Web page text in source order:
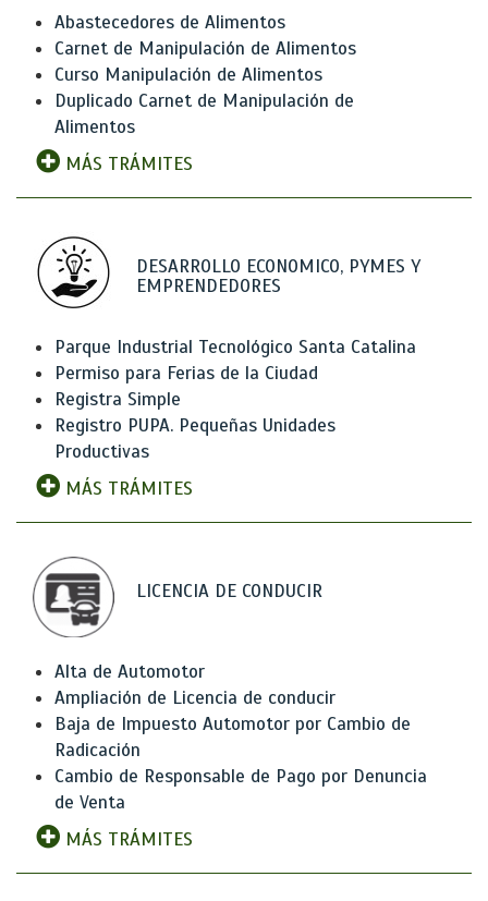
Abastecedores de Alimentos
Carnet de Manipulación de Alimentos
Curso Manipulación de Alimentos
Duplicado Carnet de Manipulación de
Alimentos
MÁS TRÁMITES
DESARROLLO ECONOMICO, PYMES Y
EMPRENDEDORES
Parque Industrial Tecnológico Santa Catalina
Permiso para Ferias de la Ciudad
Registra Simple
Registro PUPA. Pequeñas Unidades
Productivas
MÁS TRÁMITES
LICENCIA DE CONDUCIR
Alta de Automotor
Ampliación de Licencia de conducir
Baja de Impuesto Automotor por Cambio de
Radicación
Cambio de Responsable de Pago por Denuncia
de Venta
MÁS TRÁMITES